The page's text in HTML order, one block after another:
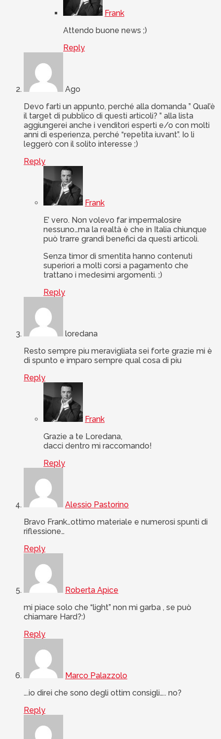
Frank
Attendo buone news ;)
Reply
Ago
Devo farti un appunto, perché alla domanda ” Qual’è
il target di pubblico di questi articoli? ” alla lista
aggiungerei anche i venditori esperti e/o con molti
anni di esperienza, perché “repetita iuvant”. Io li
leggerò con il solito interesse ;)
Reply
Frank
E’ vero. Non volevo far impermalosire
nessuno…ma la realtà è che in Italia chiunque
può trarre grandi benefici da questi articoli.
Senza timor di smentita hanno contenuti
superiori a molti corsi a pagamento che
trattano i medesimi argomenti. ;)
Reply
loredana
Resto sempre piu meravigliata sei forte grazie mi è
di spunto e imparo sempre qual cosa di piu
Reply
Frank
Grazie a te Loredana,
dacci dentro mi raccomando!
Reply
Alessio Pastorino
Bravo Frank…ottimo materiale e numerosi spunti di
riflessione…
Reply
Roberta Apice
mi piace solo che “light” non mi garba , se può
chiamare Hard?:)
Reply
Marco Palazzolo
….io direi che sono degli ottim consigli….. no?
Reply